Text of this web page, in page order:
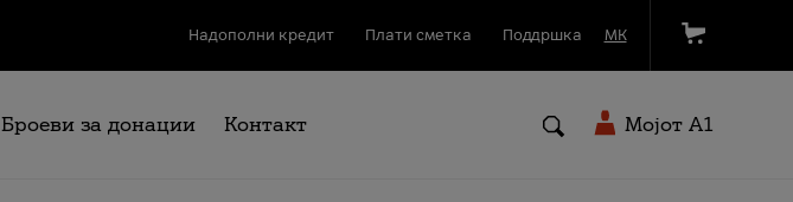
Надополни кредит Плати сметка Поддршка МК
Броеви за донации Контакт Мојот A1